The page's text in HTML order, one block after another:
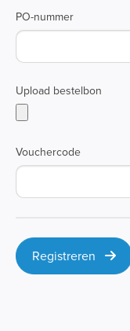
PO-nummer
Upload bestelbon
Vouchercode
Registreren